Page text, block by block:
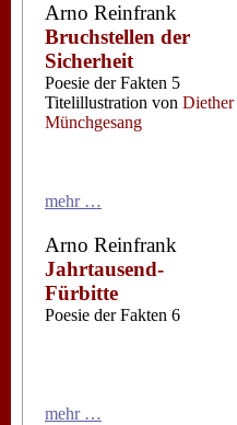
Arno Reinfrank
Bruchstellen der
Sicherheit
Poesie der Fakten 5
Titelillustration von Diether
Münchgesang
mehr …
Arno Reinfrank
Jahrtausend-
Fürbitte
Poesie der Fakten 6
mehr …